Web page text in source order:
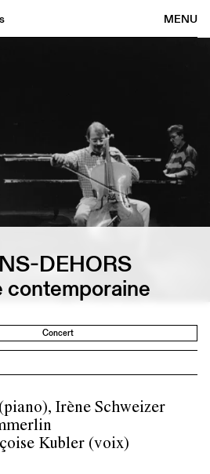
MENU
DEHORS
contemporaine
Concert
Irène Schweizer
Kubler (voix)